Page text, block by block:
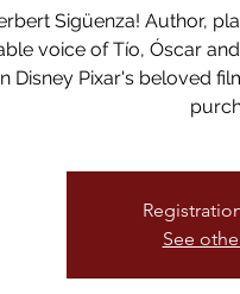
Sigüenza! Author,
voice of Tío, Óscar
Disney Pixar's beloved
See